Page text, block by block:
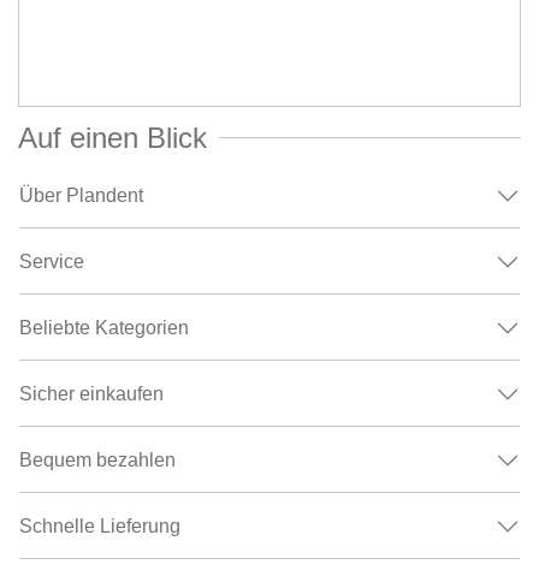
Auf einen Blick
Über Plandent
Service
Beliebte Kategorien
Sicher einkaufen
Bequem bezahlen
Schnelle Lieferung